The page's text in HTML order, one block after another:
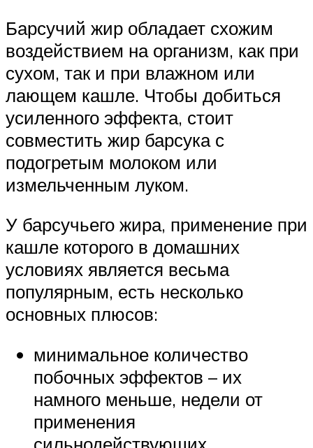
Барсучий жир обладает схожим
воздействием на организм, как при
сухом, так и при влажном или
лающем кашле. Чтобы добиться
усиленного эффекта, стоит
совместить жир барсука с
подогретым молоком или
измельченным луком.
У барсучьего жира, применение при
кашле которого в домашних
условиях является весьма
популярным, есть несколько
основных плюсов:
минимальное количество
побочных эффектов – их
намного меньше, недели от
применения